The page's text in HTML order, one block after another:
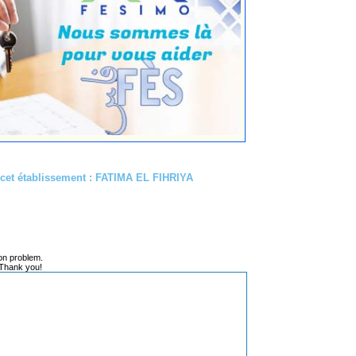
établissement : FATIMA EL FIHRIYA
problem.
you!